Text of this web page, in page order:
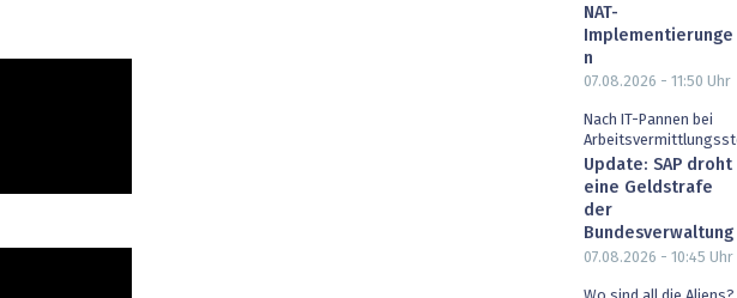
NAT-
Implementierunge
n
07.08.2026 - 11:50 Uhr
Nach IT-Pannen bei
Update: SAP droht
eine Geldstrafe
der
Bundesverwaltung
07.08.2026 - 10:45 Uhr